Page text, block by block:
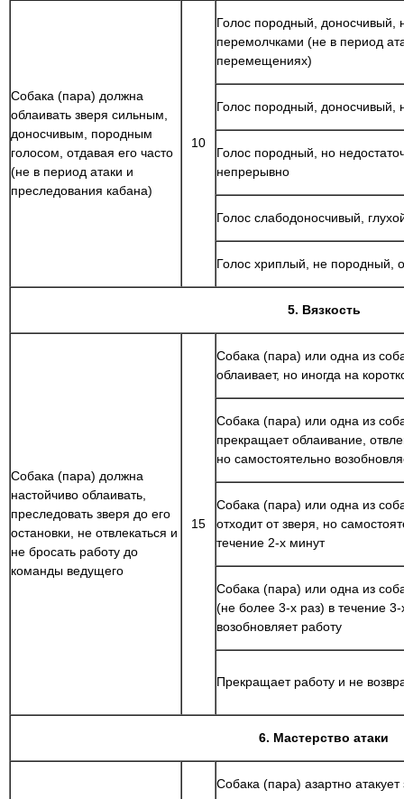
Собака (пара) должна
облаивать зверя сильным,
доносчивым, породным
голосом, отдавая его часто
(не в период атаки и
преследования кабана)
10
Голос породный, доносчивый,
перемолчками (не в период
перемещениях)
Голос породный, доносчивый,
Голос породный, но
непрерывно
Голос слабодоносчивый,
Голос хриплый, не породный,
5. Вязкость
Собака (пара) должна
настойчиво облаивать,
преследовать зверя до его
остановки, не отвлекаться и
не бросать работу до
команды ведущего
15
Собака (пара) или одна из
облаивает, но иногда на
Собака (пара) или одна из
прекращает облаивание,
но самостоятельно
Собака (пара) или одна из
отходит от зверя, но
течение 2-х минут
Собака (пара) или одна из
(не более 3-х раз) в течение
возобновляет работу
Прекращает работу и не
6. Мастерство атаки
Собака (пара) азартно